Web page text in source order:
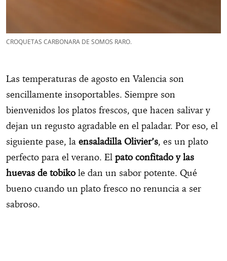
CROQUETAS CARBONARA DE SOMOS RARO.
Las temperaturas de agosto en Valencia son
sencillamente insoportables. Siempre son
bienvenidos los platos frescos, que hacen salivar y
dejan un regusto agradable en el paladar. Por eso, el
siguiente pase, la ensaladilla Olivier’s, es un plato
perfecto para el verano. El pato confitado y las
huevas de tobiko le dan un sabor potente. Qué
bueno cuando un plato fresco no renuncia a ser
sabroso.